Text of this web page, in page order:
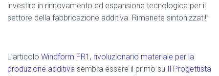
investire in rinnovamento ed espansione tecnologica per il
settore della fabbricazione additiva. Rimanete sintonizzati!”
L’articolo Windform FR1, rivoluzionario materiale per la
produzione additiva sembra essere il primo su Il Progettista